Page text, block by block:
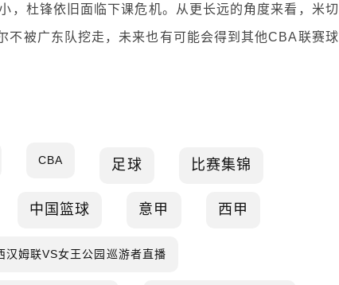
，杜锋依旧面临下课危机。从更长远的角度来看，米切
不被广东队挖走，未来也有可能会得到其他CBA联赛球
CBA 足球 比赛集锦
中国篮球 意甲 西甲
汉姆联VS女王公园巡游者直播